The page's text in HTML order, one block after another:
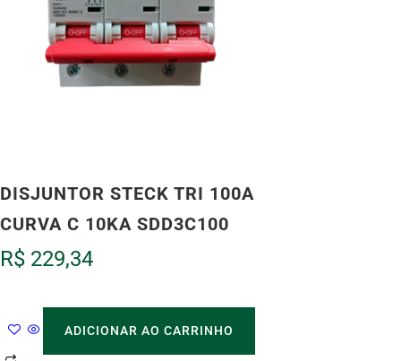
DISJUNTOR STECK TRI 100A
CURVA C 10KA SDD3C100
R$ 229,34
ADICIONAR AO CARRINHO